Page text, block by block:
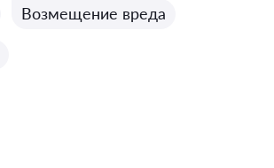
Возмещение вреда